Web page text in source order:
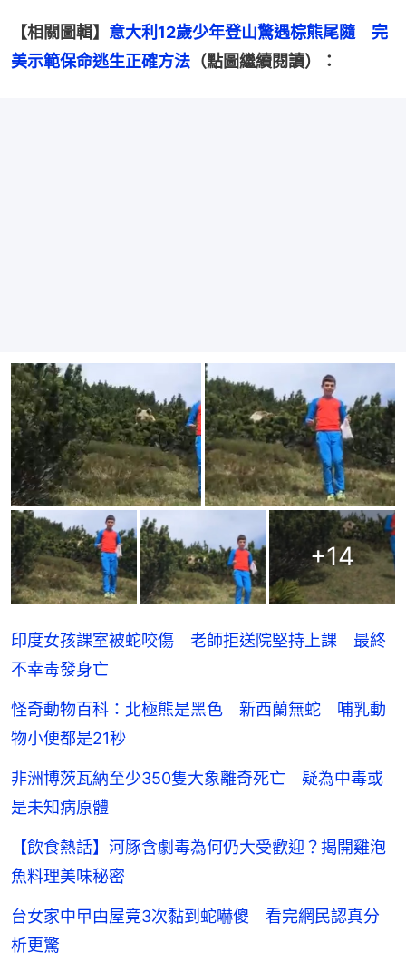
【相關圖輯】 意大利12歲少年登山驚遇棕熊尾隨　完
美示範保命逃生正確方法 （點圖繼續閱讀）：
+14
印度女孩課室被蛇咬傷 老師拒送院堅持上課 最終
不幸毒發身亡
怪奇動物百科：北極熊是黑色 新西蘭無蛇 哺乳動
物小便都是21秒
非洲博茨瓦納至少350隻大象離奇死亡 疑為中毒或
是未知病原體
【飲食熱話】河豚含劇毒為何仍大受歡迎？揭開雞泡
魚料理美味秘密
台女家中曱甴屋竟3次黏到蛇嚇傻 看完網民認真分
析更驚